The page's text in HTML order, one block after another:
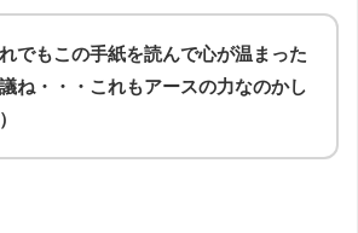
れでもこの手紙を読んで心が温まった
ね・・・これもアースの力なのかし